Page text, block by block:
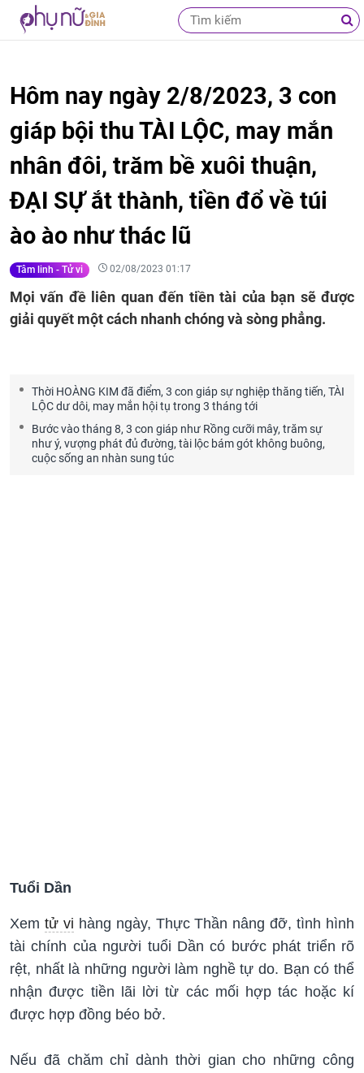
Hôm nay ngày 2/8/2023, 3 con
giáp bội thu TÀI LỘC, may mắn
nhân đôi, trăm bề xuôi thuận,
ĐẠI SỰ ắt thành, tiền đổ về túi
ào ào như thác lũ
Tâm linh - Tử vi 02/08/2023 01:17
Mọi vấn đề liên quan đến tiền tài của bạn sẽ được
giải quyết một cách nhanh chóng và sòng phẳng.
Thời HOÀNG KIM đã điểm, 3 con giáp sự nghiệp thăng tiến, TÀI
LỘC dư dôi, may mắn hội tụ trong 3 tháng tới
Bước vào tháng 8, 3 con giáp như Rồng cưỡi mây, trăm sự
như ý, vượng phát đủ đường, tài lộc bám gót không buông,
cuộc sống an nhàn sung túc
Tuổi Dần
Xem tử vi hàng ngày, Thực Thần nâng đỡ, tình hình
tài chính của người tuổi Dần có bước phát triển rõ
rệt, nhất là những người làm nghề tự do. Bạn có thể
nhận được tiền lãi lời từ các mối hợp tác hoặc kí
được hợp đồng béo bở.
Nếu đã chăm chỉ dành thời gian cho những công